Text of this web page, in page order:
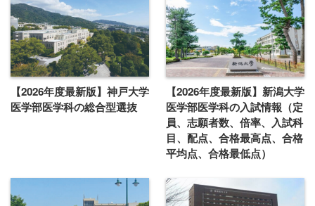
【2026年度最新版】神戸大学
医学部医学科の総合型選抜
【2026年度最新版】新潟大学
医学部医学科の入試情報（定
員、志願者数、倍率、入試科
目、配点、合格最高点、合格
平均点、合格最低点）